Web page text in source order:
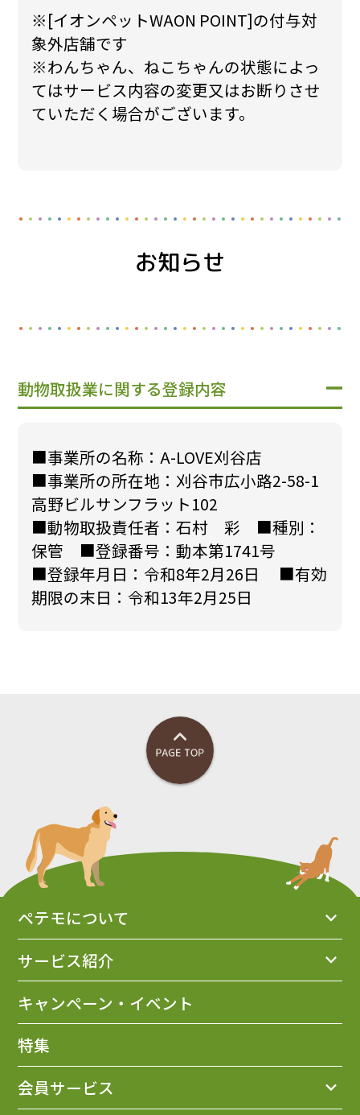
※[イオンペットWAON POINT]の付与対
象外店舗です
※わんちゃん、ねこちゃんの状態によっ
てはサービス内容の変更又はお断りさせ
ていただく場合がございます。
お知らせ
動物取扱業に関する登録内容
■事業所の名称：A-LOVE刈谷店
■事業所の所在地：刈谷市広小路2-58-1
高野ビルサンフラット102
■動物取扱責任者：石村 彩 ■種別：
保管 ■登録番号：動本第1741号
■登録年月日：令和8年2月26日 ■有効
期限の末日：令和13年2月25日
ペテモについて
サービス紹介
キャンペーン・イベント
特集
会員サービス